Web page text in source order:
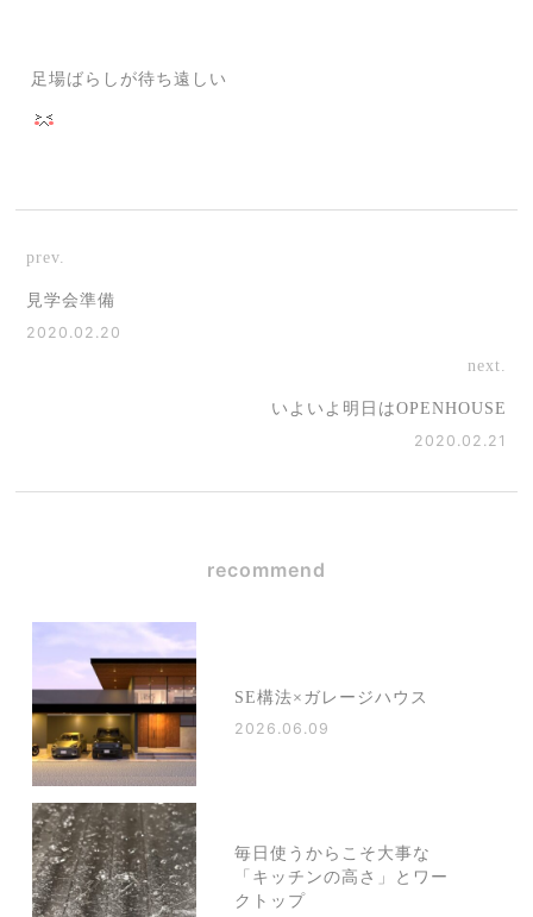
足場ばらしが待ち遠しい
prev.
見学会準備
2020.02.20
next.
いよいよ明日はOPENHOUSE
2020.02.21
recommend
SE構法×ガレージハウス
2026.06.09
毎日使うからこそ大事な
「キッチンの高さ」とワー
クトップ